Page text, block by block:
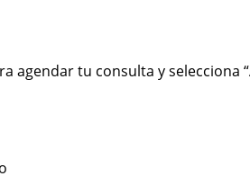
agendar tu consulta y selecciona